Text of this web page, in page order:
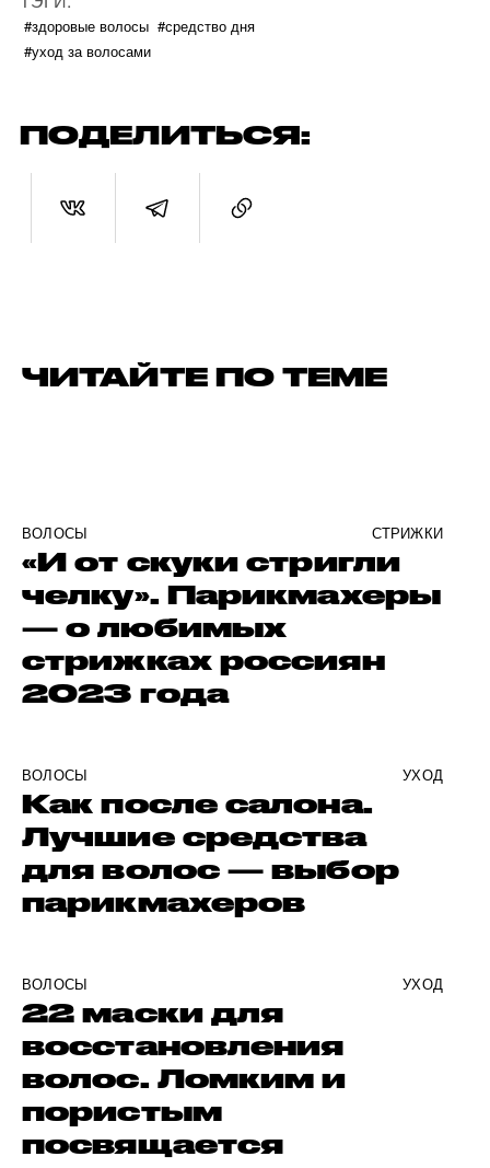
#здоровые волосы #средство дня
#уход за волосами
ПОДЕЛИТЬСЯ:
ЧИТАЙТЕ ПО ТЕМЕ
ВОЛОСЫ СТРИЖКИ
«И от скуки стригли
челку». Парикмахеры
— о любимых
стрижках россиян
2023 года
ВОЛОСЫ УХОД
Как после салона.
Лучшие средства
для волос — выбор
парикмахеров
ВОЛОСЫ УХОД
22 маски для
восстановления
волос. Ломким и
пористым
посвящается